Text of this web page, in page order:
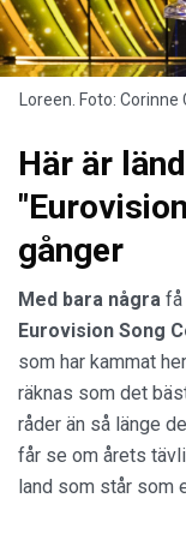
Loreen. Foto:
Här är
gånger
Med bara några få
Eurovision Song
som har kammat
räknas som det
råder än så länge
får se om årets
land som står som